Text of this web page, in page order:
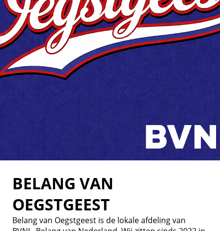
BELANG VAN
OEGSTGEEST
Belang van Oegstgeest is de lokale afdeling van